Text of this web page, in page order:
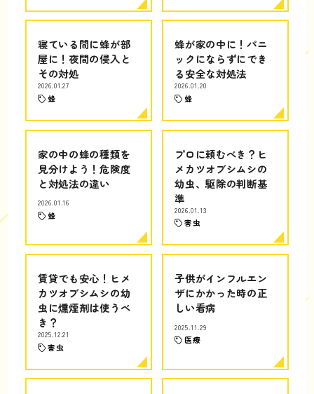
寝ている間に蜂が部
屋に！夜間の侵入と
その対処
2026.01.27
蜂
蜂が家の中に！パニ
ックにならずにでき
る安全な対処法
2026.01.20
蜂
家の中の蜂の種類を
見分けよう！危険度
と対処法の違い
2026.01.16
蜂
プロに頼むべき？ヒ
メカツオブシムシの
幼虫、駆除の判断基
準
2026.01.13
害虫
賃貸でも安心！ヒメ
カツオブシムシの幼
虫に燻煙剤は使うべ
き？
2025.12.21
害虫
子供がインフルエン
ザにかかった時の正
しい看病
2025.11.29
医療